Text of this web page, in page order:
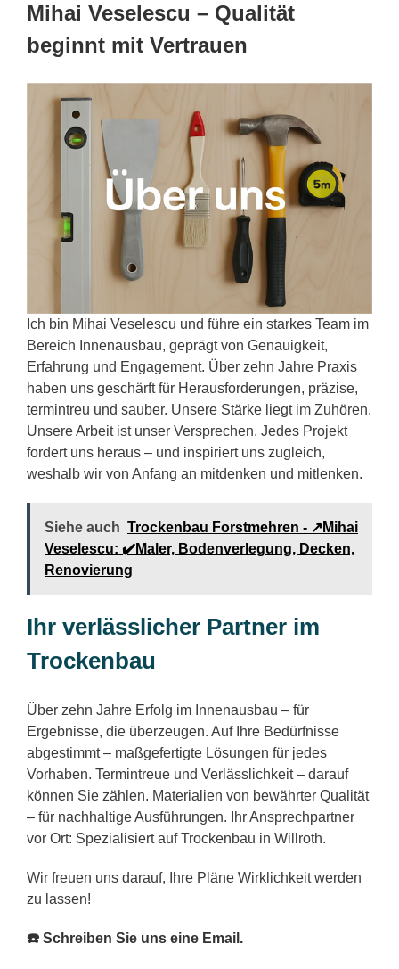
Mihai Veselescu – Qualität
beginnt mit Vertrauen
Ich bin Mihai Veselescu und führe ein starkes Team im
Bereich Innenausbau, geprägt von Genauigkeit,
Erfahrung und Engagement. Über zehn Jahre Praxis
haben uns geschärft für Herausforderungen, präzise,
termintreu und sauber. Unsere Stärke liegt im Zuhören.
Unsere Arbeit ist unser Versprechen. Jedes Projekt
fordert uns heraus – und inspiriert uns zugleich,
weshalb wir von Anfang an mitdenken und mitlenken.
Siehe auch Trockenbau Forstmehren - ↗️Mihai
Veselescu: ✔️Maler, Bodenverlegung, Decken,
Renovierung
Ihr verlässlicher Partner im
Trockenbau
Über zehn Jahre Erfolg im Innenausbau – für
Ergebnisse, die überzeugen. Auf Ihre Bedürfnisse
abgestimmt – maßgefertigte Lösungen für jedes
Vorhaben. Termintreue und Verlässlichkeit – darauf
können Sie zählen. Materialien von bewährter Qualität
– für nachhaltige Ausführungen. Ihr Ansprechpartner
vor Ort: Spezialisiert auf Trockenbau in Willroth.
Wir freuen uns darauf, Ihre Pläne Wirklichkeit werden
zu lassen!
☎️ Schreiben Sie uns eine Email.